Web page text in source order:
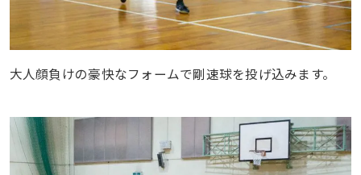
大人顔負けの豪快なフォームで剛速球を投げ込みます。